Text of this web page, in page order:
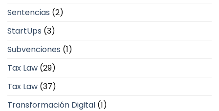
Sentencias (2)
StartUps (3)
Subvenciones (1)
Tax Law (29)
Tax Law (37)
Transformación Digital (1)